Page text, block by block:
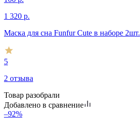
1 320 р.
Маска для сна Funfur Cute в наборе 2шт.
5
2 отзыва
Товар разобрали
Добавлено в сравнение
–92%